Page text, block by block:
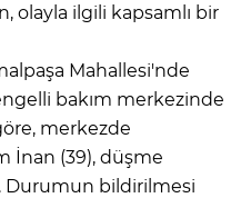
olayla ilgili kapsamlı bir
Mahallesi'nde
bakım merkezinde
merkezde
İnan (39), düşme
Durumun bildirilmesi